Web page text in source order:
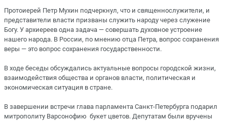
Протоиерей Петр Мухин подчеркнул, что и священнослужители, и
представители власти призваны служить народу через служение
Богу. У архиереев одна задача — совершать духовное устроение
нашего народа. В России, по мнению отца Петра, вопрос сохранения
веры — это вопрос сохранения государственности.
В ходе беседы обсуждались актуальные вопросы городской жизни,
взаимодействия общества и органов власти, политическая и
экономическая ситуация в стране.
В завершении встречи глава парламента Санкт-Петербурга подарил
митрополиту Варсонофию букет цветов. Депутатам были вручены